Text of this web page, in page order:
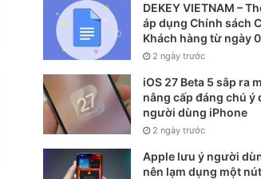
DEKEY VIETNAM –
áp dụng Chính sách
Khách hàng từ ngày
2 ngày trước
iOS 27 Beta 5 sắp ra
nâng cấp đáng chú ý
người dùng iPhone
2 ngày trước
Apple lưu ý người
nên lạm dụng một